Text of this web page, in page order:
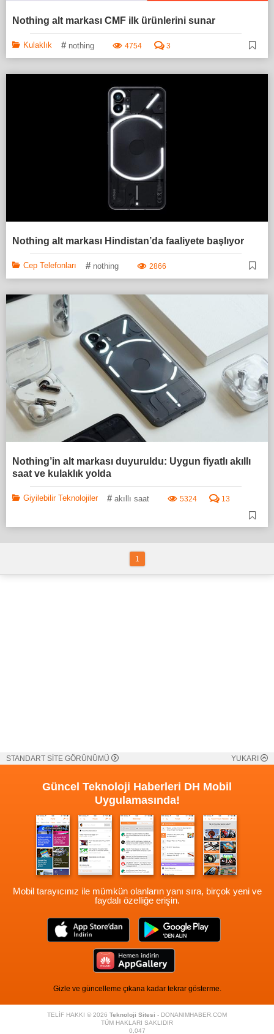
Nothing alt markası CMF ilk ürünlerini sunar
Kulaklık # nothing 4754 3
Nothing alt markası Hindistan’da faaliyete başlıyor
Cep Telefonları # nothing 2866
Nothing’in alt markası duyuruldu: Uygun fiyatlı akıllı
saat ve kulaklık yolda
Giyilebilir Teknolojiler # akıllı saat 5324 13
1
STANDART SİTE GÖRÜNÜMÜ YUKARI
Güncel Teknoloji Haberleri DH Mobil
Uygulamasında!
Mobil tarayıcınız ile mümkün olanların yanı sıra, birçok yeni ve
faydalı özelliğe erişin.
Gizle ve güncelleme çıkana kadar tekrar gösterme.
TELİF HAKKI © 2026 Teknoloji Sitesi - DONANIMHABER.COM
TÜM HAKLARI SAKLIDIR
0,047